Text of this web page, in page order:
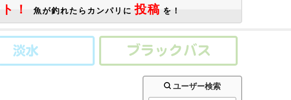
！ 魚が釣れたらカンパリに 投稿 を！
ユーザー検索